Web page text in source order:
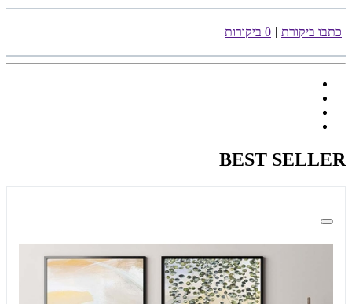
כתבו ביקורת | 0 ביקורות
BEST SELLER